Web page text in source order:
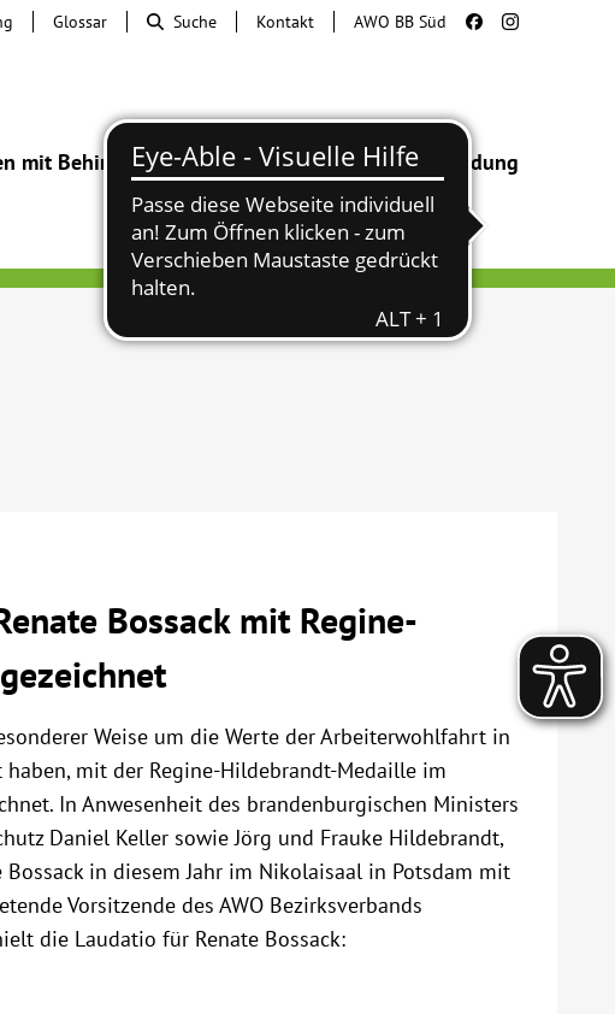
mit BehinderungBeratung & HilfeBegegnung Bildung
Glossar Suche Kontakt AWO BB Süd
Bossack mit Regine-
Weise um die Werte der Arbeiterwohlfahrt in
mit der Regine-Hildebrandt-Medaille im
In Anwesenheit des brandenburgischen Ministers
Daniel Keller sowie Jörg und Frauke Hildebrandt,
Bossack in diesem Jahr im Nikolaisaal in Potsdam mit
Vorsitzende des AWO Bezirksverbands
die Laudatio für Renate Bossack: